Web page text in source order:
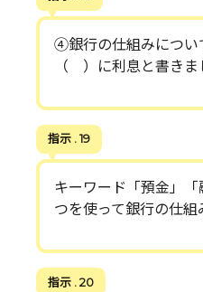
④銀行の仕組みについ
（ ）に利息と書きま
指示 . 19
キーワード「預金」
つを使って銀行の仕組
指示 . 20